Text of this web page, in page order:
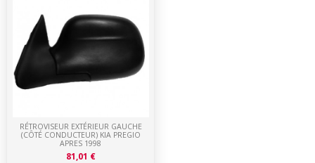
RÉTROVISEUR EXTÉRIEUR GAUCHE
(CÔTÉ CONDUCTEUR) KIA PREGIO
APRES 1998
81,01 €